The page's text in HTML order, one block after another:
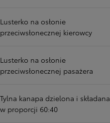
Lusterko na osłonie
przeciwsłonecznej kierowcy
Lusterko na osłonie
przeciwsłonecznej pasażera
Tylna kanapa dzielona i składana
w proporcji 60:40